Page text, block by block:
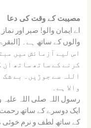
مصیبت کے وقت کی دعا
اے ایمان والو! صبر اور
والوں کے ساتھ ہے۔
اس لیے آزمائش میں
کرنے کے ساتھ ساتھ
اللہ سے جوڑیں۔ بے
والا ہے۔
رسول اللہ صلی اللہ علیہ
ایک دوسرے کے ساتھ رحمت
کے ساتھ لطف و نرم خوئی